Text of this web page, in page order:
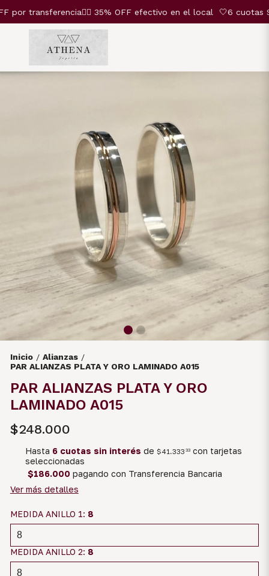
por transferencia❤️‍🔥 35% OFF efectivo en el local 🤍6 cuotas
Inicio / Alianzas /
PAR ALIANZAS PLATA Y ORO LAMINADO A015
PAR ALIANZAS PLATA Y ORO
LAMINADO A015
$248.000
Hasta 6 cuotas sin interés de $41.333 33con tarjetas
seleccionadas
$186.000 pagando con Transferencia Bancaria
Ver más detalles
MEDIDA ANILLO 1: 8
MEDIDA ANILLO 2: 8